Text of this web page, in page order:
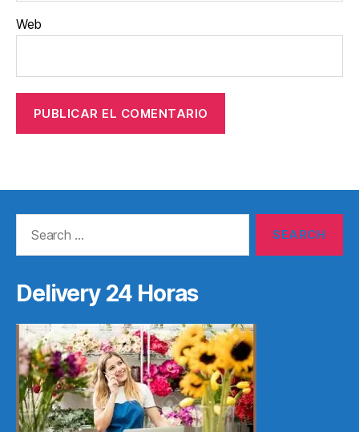
Web
Delivery 24 Horas